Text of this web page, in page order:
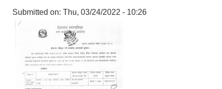
Submitted on: Thu, 03/24/2022 - 10:26